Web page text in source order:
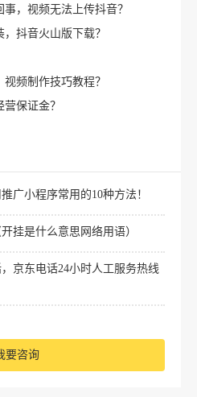
，视频无法上传抖音？
抖音火山版下载？
频制作技巧教程？
保证金？
广小程序常用的10种方法！
挂是什么意思网络用语）
京东电话24小时人工服务热线
要咨询